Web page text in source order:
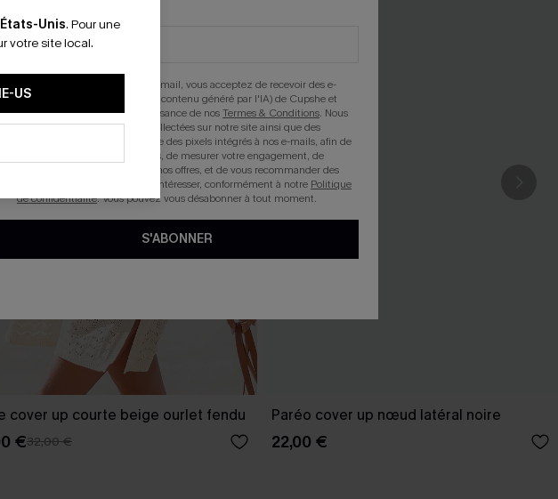
cover up courte beige ourlet fendu
€32,00 €
Paréo cover up nœud latéral noire
22,00 €
États-Unis. Pour une
votre site local.
US
En soumettant votre adresse e-mail, vous acceptez de recevoir des e-
mails marketing (y compris du contenu généré par l'IA) de Cupshe et
reconnaissez avoir pris connaissance de nosTermes & Conditions. Nous
pouvons utiliser les données collectées sur notre site ainsi que des
technologies de suivi, telles que des pixels intégrés à nos e-mails, afin de
savoir si ceux-ci ont été ouverts, de mesurer votre engagement, de
personnaliser nos contenus et nos offres, et de vous recommander des
produits susceptibles de vous intéresser, conformément à notre Politique
de confidentialité. Vous pouvez vous désabonner à tout moment.
S'ABONNER